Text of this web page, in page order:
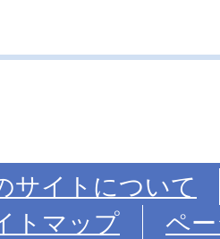
サイトについて
トマップ
ペ